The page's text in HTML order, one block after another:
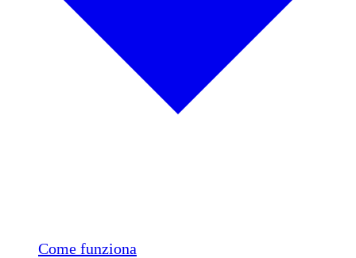
Come funziona